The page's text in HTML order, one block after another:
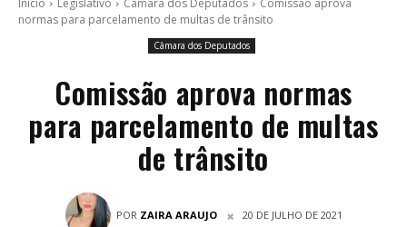
Início Legislativo Câmara dos Deputados
Comissão aprova
normas para parcelamento de multas de trânsito
Câmara dos Deputados
Comissão aprova normas
para parcelamento de multas
de trânsito
POR ZAIRA ARAUJO 20 DE JULHO DE 2021